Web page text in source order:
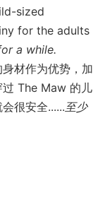
sized
for the adults
a while.
材作为优势，加
过 The Maw 的儿
很安全......至少